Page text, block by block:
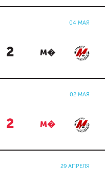
04 МАЯ
2 М�
02 МАЯ
2 М�
29 АПРЕЛЯ